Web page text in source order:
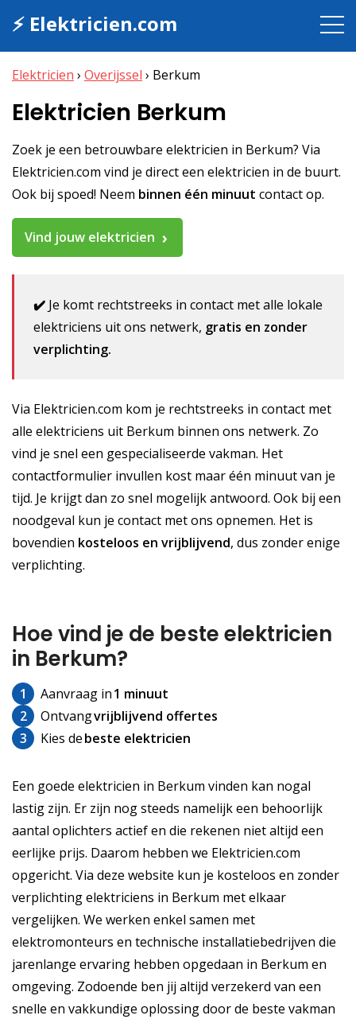
⚡ Elektricien.com
Elektricien › Overijssel › Berkum
Elektricien Berkum
Zoek je een betrouwbare elektricien in Berkum? Via
Elektricien.com vind je direct een elektricien in de buurt.
Ook bij spoed! Neem binnen één minuut contact op.
Vind jouw elektricien
✔️ Je komt rechtstreeks in contact met alle lokale
elektriciens uit ons netwerk, gratis en zonder
verplichting.
Via Elektricien.com kom je rechtstreeks in contact met
alle elektriciens uit Berkum binnen ons netwerk. Zo
vind je snel een gespecialiseerde vakman. Het
contactformulier invullen kost maar één minuut van je
tijd. Je krijgt dan zo snel mogelijk antwoord. Ook bij een
noodgeval kun je contact met ons opnemen. Het is
bovendien kosteloos en vrijblijvend, dus zonder enige
verplichting.
Hoe vind je de beste elektricien
in Berkum?
1 Aanvraag in1 minuut
2
Ontvangvrijblijvend offertes
3
Kies debeste elektricien
Een goede elektricien in Berkum vinden kan nogal
lastig zijn. Er zijn nog steeds namelijk een behoorlijk
aantal oplichters actief en die rekenen niet altijd een
eerlijke prijs. Daarom hebben we Elektricien.com
opgericht. Via deze website kun je kosteloos en zonder
verplichting elektriciens in Berkum met elkaar
vergelijken. We werken enkel samen met
elektromonteurs en technische installatiebedrijven die
jarenlange ervaring hebben opgedaan in Berkum en
omgeving. Zodoende ben jij altijd verzekerd van een
snelle en vakkundige oplossing door de beste vakman